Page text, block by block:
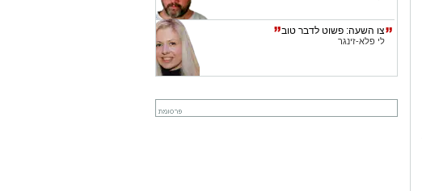
צו השעה: פשוט לדבר טוב
לי פלא-זינגר